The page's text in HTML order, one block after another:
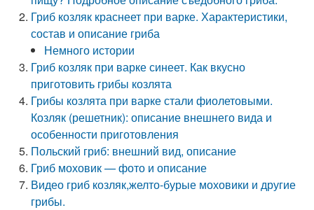
Гриб козляк краснеет при варке. Характеристики,
состав и описание гриба
Немного истории
Гриб козляк при варке синеет. Как вкусно
приготовить грибы козлята
Грибы козлята при варке стали фиолетовыми.
Козляк (решетник): описание внешнего вида и
особенности приготовления
Польский гриб: внешний вид, описание
Гриб моховик — фото и описание
Видео гриб козляк,желто-бурые моховики и другие
грибы.